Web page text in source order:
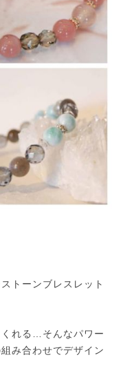
トーンブレスレット
れる…そんなパワー
み合わせでデザイン